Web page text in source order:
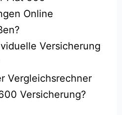
Online
Versicherung
Vergleichsrechner
Versicherung?